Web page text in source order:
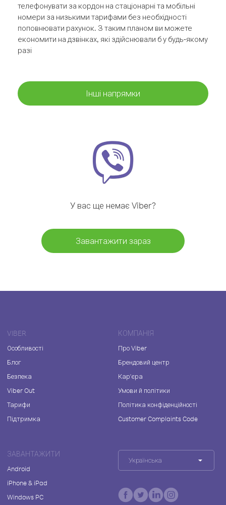
телефонувати за кордон на стаціонарні та мобільні
номери за низькими тарифами без необхідності
поповнювати рахунок. З таким планом ви можете
економити на дзвінках, які здійснювали б у будь-якому
разі
Інші напрямки
У вас ще немає Viber?
Завантажити зараз
VIBER
Особливості
Блог
Безпека
Viber Out
Тарифи
Підтримка
КОМПАНІЯ
Про Viber
Брендовий центр
Кар'єра
Умови й політики
Політика конфіденційності
Customer Complaints Code
ЗАВАНТАЖИТИ
Android
iPhone & iPad
Windows PC
Українська